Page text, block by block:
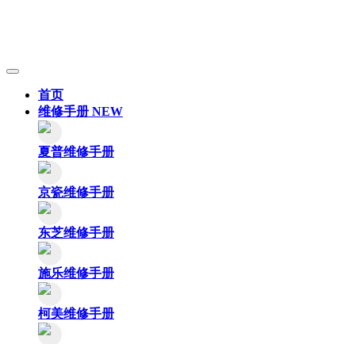
首页
维修手册 NEW
夏普维修手册
京瓷维修手册
东芝维修手册
施乐维修手册
柯美维修手册